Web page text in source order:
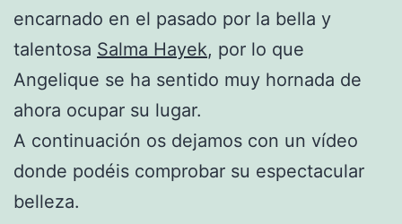
encarnado en el pasado por la bella y
talentosa Salma Hayek, por lo que
Angelique se ha sentido muy hornada de
ahora ocupar su lugar.
A continuación os dejamos con un vídeo
donde podéis comprobar su espectacular
belleza.